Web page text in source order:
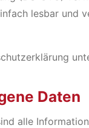
lesbar und
Daten
alle